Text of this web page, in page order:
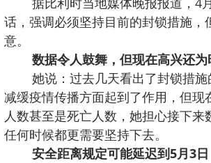
话，强调必须坚持目前的封锁措施
意。
数据令人鼓舞，但现在高兴还
她说：过去几天看出了封锁措
减缓疫情传播方面起到了作用，但
人数甚至是死亡人数，她担心接下
任何时候都更需要坚持下去。
安全距离规定可能延迟到5月3日